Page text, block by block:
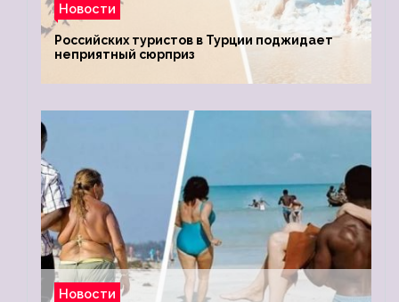
Новости
Российских туристов в Турции поджидает
неприятный сюрприз
Новости